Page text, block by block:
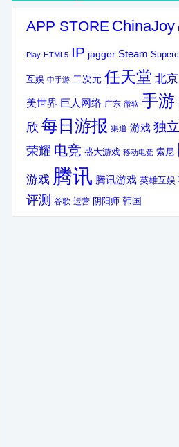
APP STORE ChinaJoy
Play HTML5 IP jagger Steam
互娱 中手游 二次元 任天堂 北京
美世界 巨人网络 广东 微软 手游
欣 每日游报 渠道 游戏 独
荣耀 电竞 盛大游戏 移动电竞 索尼
游戏 腾讯 腾讯游戏 英雄互娱
评测 谷歌 运营 阴阳师 韩国